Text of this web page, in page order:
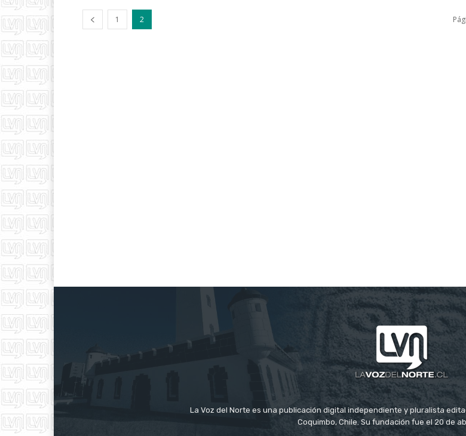
1 2
La Voz del Norte es una publicación digital independiente y pluralista
Coquimbo, Chile. Su fundación fue el 20 de